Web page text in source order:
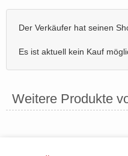
Der Verkäufer hat seinen
Es ist aktuell kein Kauf
Weitere Produkte